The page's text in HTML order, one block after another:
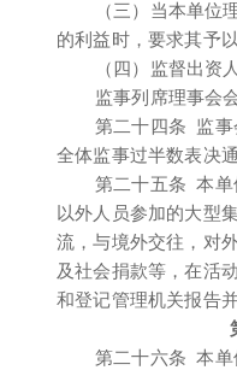
（三）当本单位
的利益时，要求其予
（四）监督出资
监事列席理事会
第二十四条 监事
全体监事过半数表决
第二十五条 本单
以外人员参加的大型
流，与境外交往，对
及社会捐款等，在活
和登记管理机关报告
第二十六条 本单